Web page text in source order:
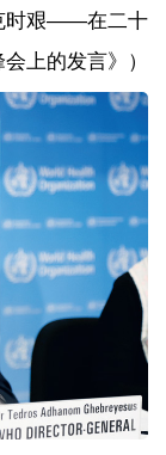
时艰——在二十
上的发言》）